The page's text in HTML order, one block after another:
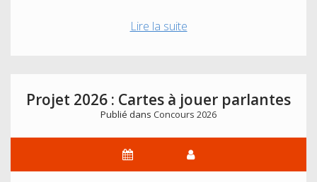
Lire la suiteProjet
Multisensoriel
sur
Projet 2026 : Cartes à jouer parlantes
Publié dans Concours 2026